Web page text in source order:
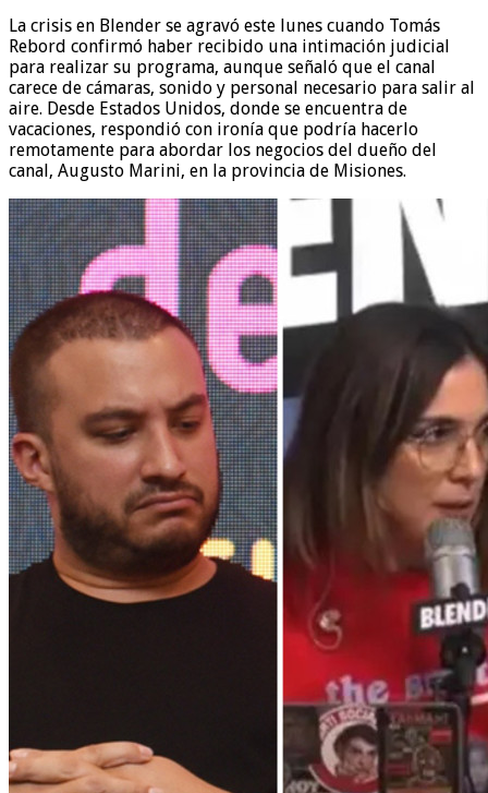
La crisis en Blender se agravó este lunes cuando Tomás
Rebord confirmó haber recibido una intimación judicial
para realizar su programa, aunque señaló que el canal
carece de cámaras, sonido y personal necesario para salir al
aire. Desde Estados Unidos, donde se encuentra de
vacaciones, respondió con ironía que podría hacerlo
remotamente para abordar los negocios del dueño del
canal, Augusto Marini, en la provincia de Misiones.